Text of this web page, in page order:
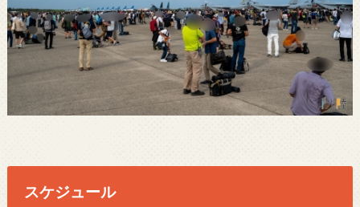
スケジュール